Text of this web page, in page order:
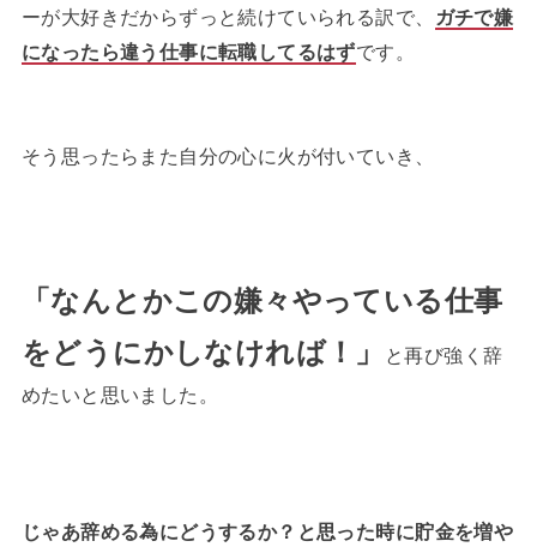
ーが大好きだからずっと続けていられる訳で、
ガチで嫌
になったら違う仕事に転職してるはずです。
そう思ったらまた自分の心に火が付いていき、
「なんとかこの嫌々やっている仕事
をどうにかしなければ！」
と再び強く辞
めたいと思いました。
じゃあ辞める為にどうするか？と思った時に貯金を増や